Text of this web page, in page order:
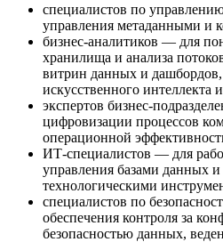
специалистов по
управления метаданными и
бизнес-аналитиков — для
хранилища и анализа
витрин данных и
искусственного интеллекта
экспертов бизнес-
цифровизации процессов
операционной
ИТ-специалистов — для
управления базами данных
технологическими
специалистов по
обеспечения контроля за
безопасностью данных,